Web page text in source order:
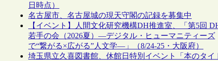
日時点）
名古屋市、名古屋城の現天守閣の記録を募集中
【イベント】人間文化研究機構DH推進室、「第5回
若手の会（2026夏）―デジタル・ヒューマニティーズ
で“繋がる×広がる”人文学―」（8/24-25・大阪府）
埼玉県立久喜図書館、休館日特別イベント「本のタイ